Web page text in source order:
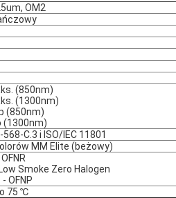
OM2
(850nm)
(1300nm)
(850nm)
(1300nm)
C.3 i ISO/IEC 11801
MM Elite (beżowy)
Smoke Zero Halogen
OFNP
75 ℃